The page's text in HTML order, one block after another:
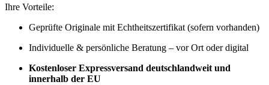
Ihre Vorteile:
Geprüfte Originale mit Echtheitszertifikat (sofern vorhanden)
Individuelle & persönliche Beratung – vor Ort oder digital
Kostenloser Expressversand deutschlandweit und
innerhalb der EU